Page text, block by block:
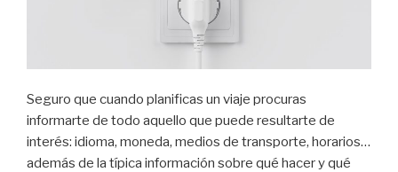
Seguro que cuando planificas un viaje procuras
informarte de todo aquello que puede resultarte de
interés: idioma, moneda, medios de transporte, horarios…
además de la típica información sobre qué hacer y qué